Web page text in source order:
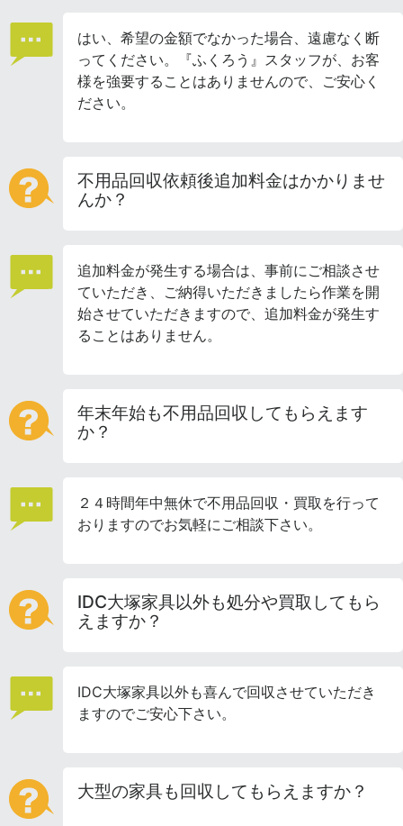
はい、希望の金額でなかった場合、遠慮なく断
ってください。『ふくろう』スタッフが、お客
様を強要することはありませんので、ご安心く
ださい。
不用品回収依頼後追加料金はかかりませ
んか？
追加料金が発生する場合は、事前にご相談させ
ていただき、ご納得いただきましたら作業を開
始させていただきますので、追加料金が発生す
ることはありません。
年末年始も不用品回収してもらえます
か？
２４時間年中無休で不用品回収・買取を行って
おりますのでお気軽にご相談下さい。
IDC大塚家具以外も処分や買取してもら
えますか？
IDC大塚家具以外も喜んで回収させていただき
ますのでご安心下さい。
大型の家具も回収してもらえますか？